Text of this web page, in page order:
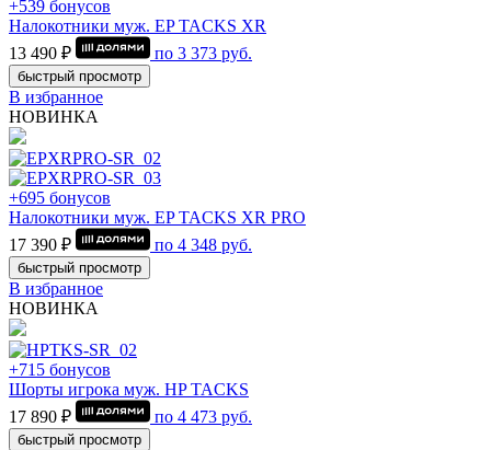
+539 бонусов
Налокотники муж. EP TACKS XR
13 490 ₽
по 3 373 руб.
быстрый просмотр
В избранное
НОВИНКА
+695 бонусов
Налокотники муж. EP TACKS XR PRO
17 390 ₽
по 4 348 руб.
быстрый просмотр
В избранное
НОВИНКА
+715 бонусов
Шорты игрока муж. HP TACKS
17 890 ₽
по 4 473 руб.
быстрый просмотр